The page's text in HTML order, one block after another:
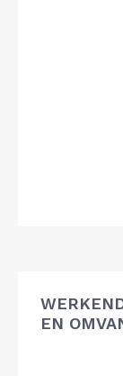
EN